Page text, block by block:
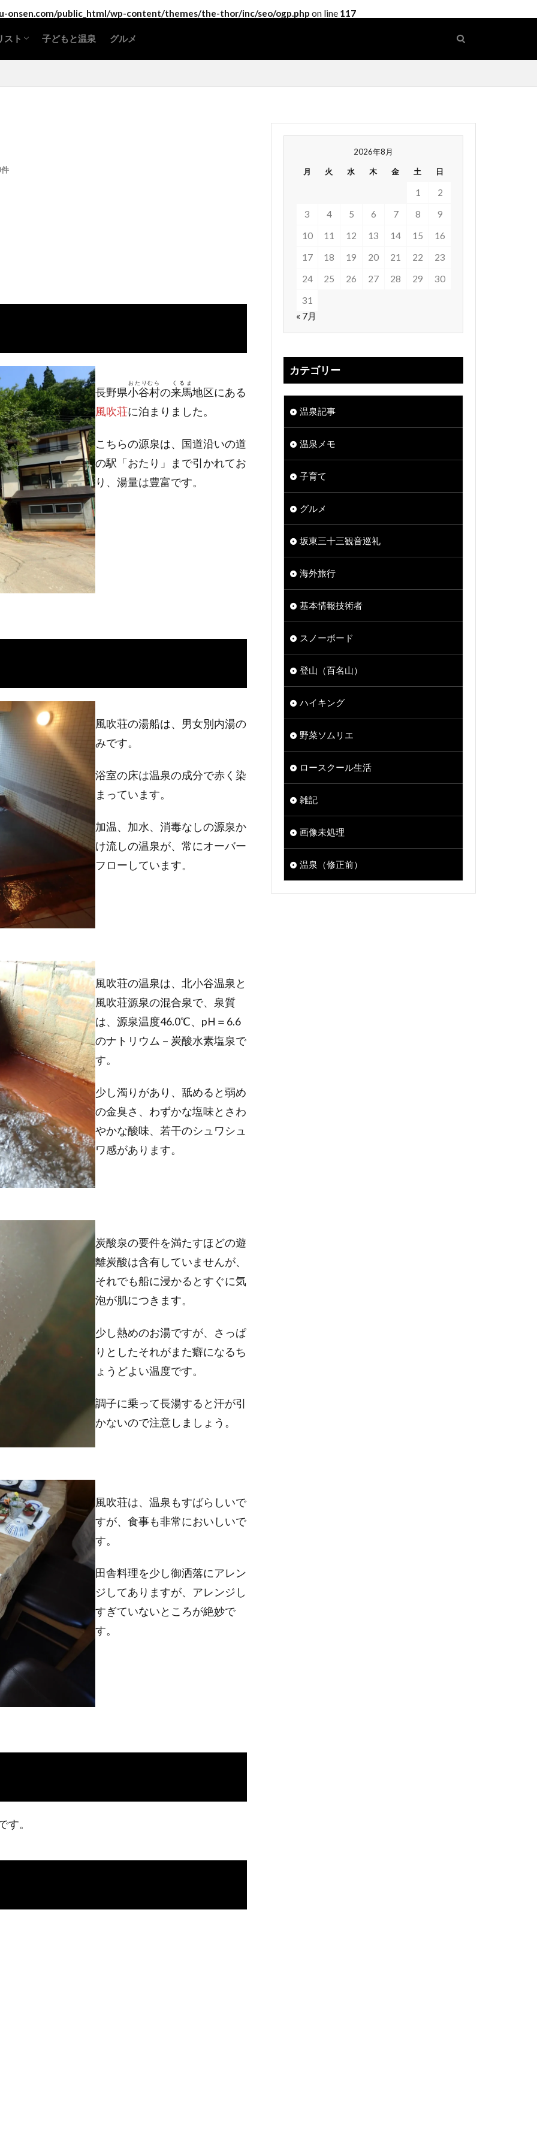
onsen.com/public_html/wp-content/themes/the-thor/inc/seo/ogp.php on line 117
スト 子どもと温泉 グルメ
長野県小谷村
おたりむら
の来馬
くるま
地区にある
風吹荘に泊まりました。
こちらの源泉は、国道沿いの道
の駅「おたり」まで引かれてお
り、湯量は豊富です。
風吹荘の湯船は、男女別内湯の
みです。
浴室の床は温泉の成分で赤く染
まっています。
加温、加水、消毒なしの源泉か
け流しの温泉が、常にオーバー
フローしています。
風吹荘の温泉は、北小谷温泉と
風吹荘源泉の混合泉で、泉質
は、源泉温度46.0℃、pH＝6.6
のナトリウム－炭酸水素塩泉で
す。
少し濁りがあり、舐めると弱め
の金臭さ、わずかな塩味とさわ
やかな酸味、若干のシュワシュ
ワ感があります。
炭酸泉の要件を満たすほどの遊
離炭酸は含有していませんが、
それでも船に浸かるとすぐに気
泡が肌につきます。
少し熱めのお湯ですが、さっぱ
りとしたそれがまた癖になるち
ょうどよい温度です。
調子に乗って長湯すると汗が引
かないので注意しましょう。
風吹荘は、温泉もすばらしいで
すが、食事も非常においしいで
す。
田舎料理を少し御洒落にアレン
ジしてありますが、アレンジし
すぎていないところが絶妙で
す。
す。
2026年8月
月 火 水 木 金 土 日
1
2
3
4 5 6 7 8
9
10
11 12 13 14 15
16
17
18 19 20 21 22
23
24
25 26 27 28 29
30
31
« 7月
カテゴリー
温泉記事
温泉メモ
子育て
グルメ
坂東三十三観音巡礼
海外旅行
基本情報技術者
スノーボード
登山（百名山）
ハイキング
野菜ソムリエ
ロースクール生活
雑記
画像未処理
温泉（修正前）